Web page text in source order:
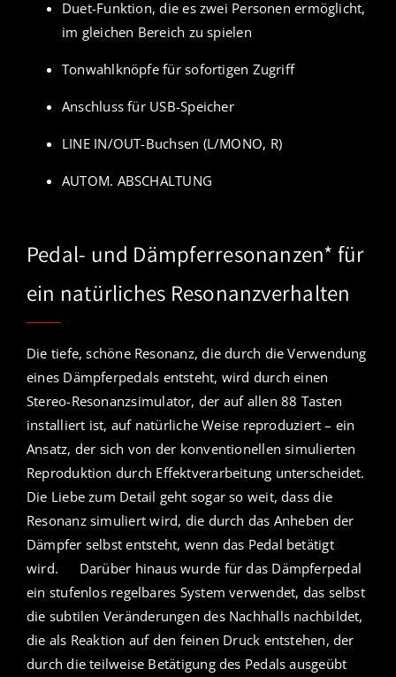
Duet-Funktion, die es zwei Personen ermöglicht,
im gleichen Bereich zu spielen
Tonwahlknöpfe für sofortigen Zugriff
Anschluss für USB-Speicher
LINE IN/OUT-Buchsen (L/MONO, R)
AUTOM. ABSCHALTUNG
Pedal- und Dämpferresonanzen* für
ein natürliches Resonanzverhalten
Die tiefe, schöne Resonanz, die durch die Verwendung
eines Dämpferpedals entsteht, wird durch einen
Stereo-Resonanzsimulator, der auf allen 88 Tasten
installiert ist, auf natürliche Weise reproduziert – ein
Ansatz, der sich von der konventionellen simulierten
Reproduktion durch Effektverarbeitung unterscheidet.
Die Liebe zum Detail geht sogar so weit, dass die
Resonanz simuliert wird, die durch das Anheben der
Dämpfer selbst entsteht, wenn das Pedal betätigt
wird. Darüber hinaus wurde für das Dämpferpedal
ein stufenlos regelbares System verwendet, das selbst
die subtilen Veränderungen des Nachhalls nachbildet,
die als Reaktion auf den feinen Druck entstehen, der
durch die teilweise Betätigung des Pedals ausgeübt